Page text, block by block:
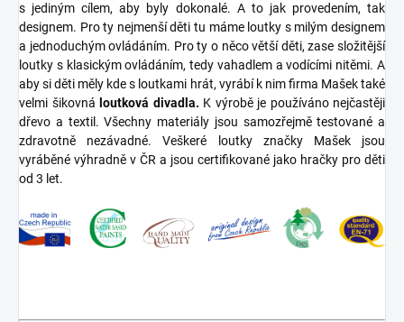
s jediným cílem, aby byly dokonalé. A to jak provedením, tak
designem. Pro ty nejmenší děti tu máme loutky s milým designem
a jednoduchým ovládáním. Pro ty o něco větší děti, zase složitější
loutky s klasickým ovládáním, tedy vahadlem a vodícími nitěmi. A
aby si děti měly kde s loutkami hrát, vyrábí k nim firma Mašek také
velmi šikovná loutková divadla. K výrobě je používáno nejčastěji
dřevo a textil. Všechny materiály jsou samozřejmě testované a
zdravotně nezávadné. Veškeré loutky značky Mašek jsou
vyráběné výhradně v ČR a jsou certifikované jako hračky pro děti
od 3 let.